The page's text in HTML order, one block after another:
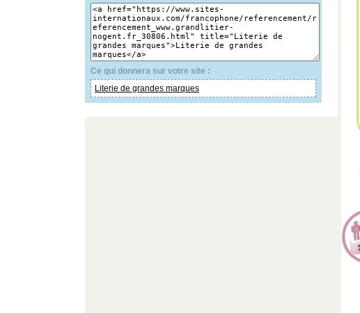
Ce qui donnera sur votre site :
Literie de grandes marques